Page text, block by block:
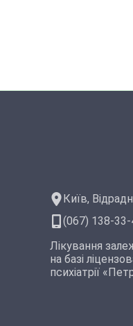
Київ,
(067) 138-
Лікування
на базі
психіатрії